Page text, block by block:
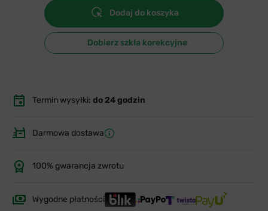
Dodaj do koszyka
Dobierz szkła korekcyjne
Termin wysyłki: do 24 godzin
Darmowa dostawa
100% gwarancja zwrotu
Wygodne płatności